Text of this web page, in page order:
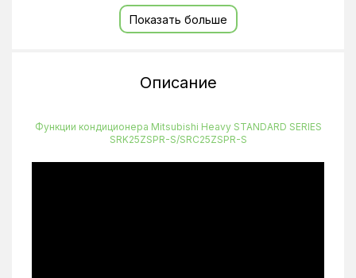
Подсоединение труб для жидкости
Показать больше
Описание
Функции кондиционера Mitsubishi Heavy STANDARD SERIES
SRK25ZSPR-S/SRC25ZSPR-S